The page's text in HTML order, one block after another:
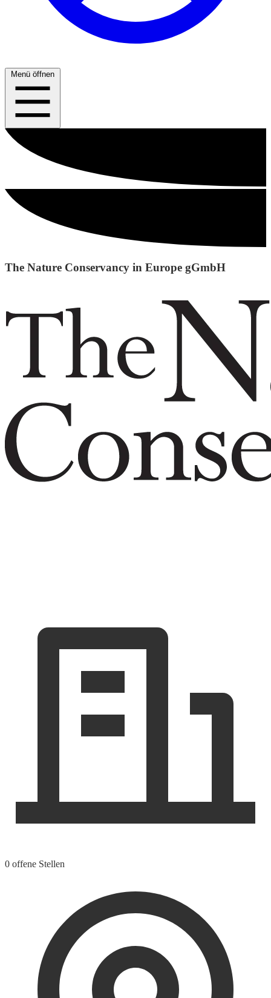
Menü öffnen
The Nature Conservancy in Europe gGmbH
0 offene Stellen